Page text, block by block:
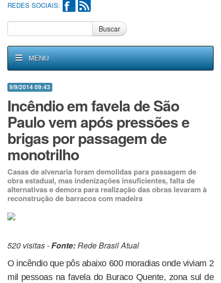
REDES SOCIAIS:
Buscar
MENU
9/9/2014 09:43
Incêndio em favela de São
Paulo vem após pressões e
brigas por passagem de
monotrilho
Casas de alvenaria foram demolidas para passagem de
obra estadual, mas indenizações insuficientes, falta de
alternativas e demora para realização das obras levaram à
reconstrução de barracos com madeira
520 visitas -Fonte:Rede Brasil Atual
O incêndio que pôs abaixo 600 moradias onde viviam 2
mil pessoas na favela do Buraco Quente, zona sul de